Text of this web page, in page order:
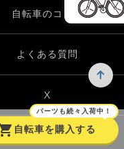
パーツも続々入荷中！
自転車を購入する
自転車のコラム
よくある質問
X